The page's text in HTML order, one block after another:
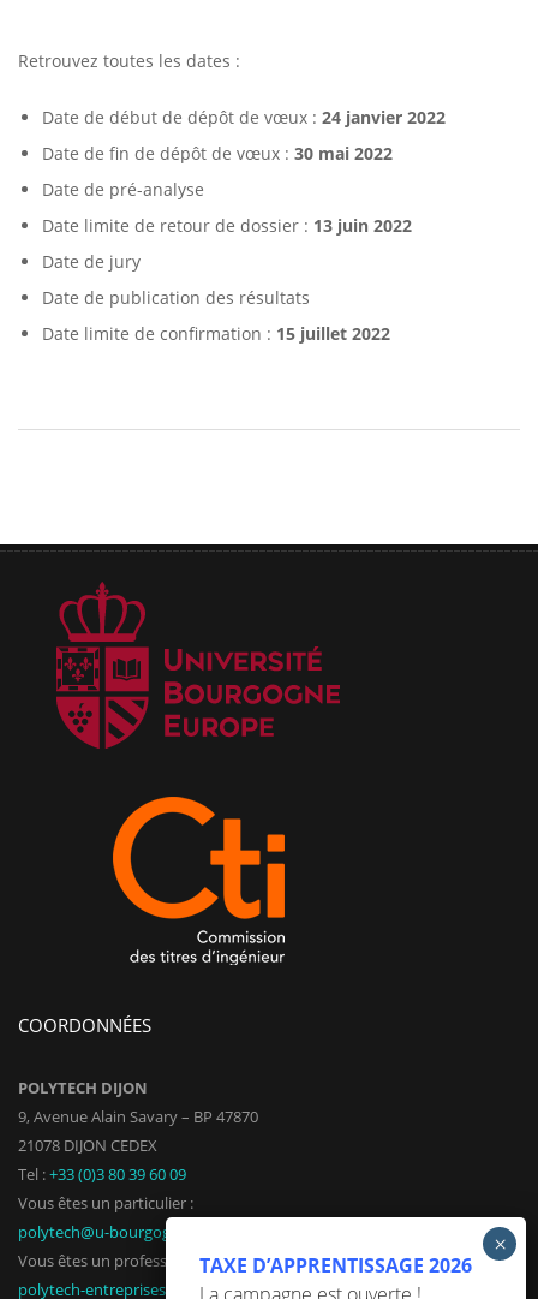
Retrouvez toutes les dates :
Date de début de dépôt de vœux : 24 janvier 2022
Date de fin de dépôt de vœux : 30 mai 2022
Date de pré-analyse
Date limite de retour de dossier : 13 juin 2022
Date de jury
Date de publication des résultats
Date limite de confirmation : 15 juillet 2022
COORDONNÉES
POLYTECH DIJON
9, Avenue Alain Savary – BP 47870
21078 DIJON CEDEX
Tel :+33 (0)3 80 39 60 09
Vous êtes un particulier :
polytech@u-bourgogne.fr
Vous êtes un professionnel :
polytech-entreprises@u-bourgogne.fr
TAXE D’APPRENTISSAGE 2026